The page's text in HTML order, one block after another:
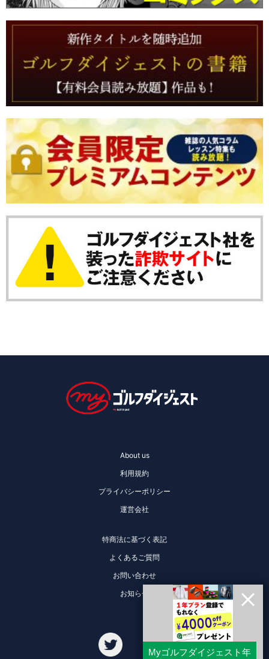
About us
利用規約
プライバシーポリシー
運営会社
特商法に基づく表記
よくあるご質問
お問い合わせ
お知らせ